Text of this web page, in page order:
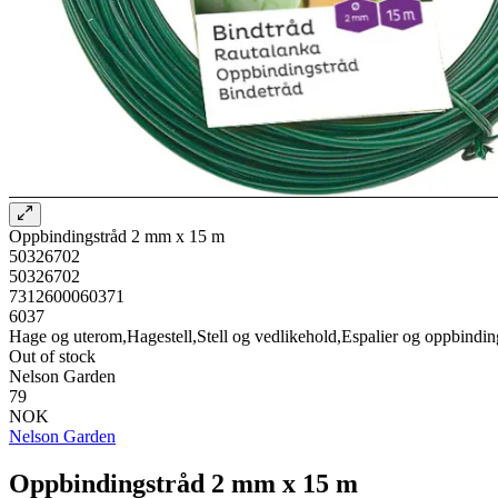
Oppbindingstråd 2 mm x 15 m
50326702
50326702
7312600060371
6037
Hage og uterom,Hagestell,Stell og vedlikehold,Espalier og
Out of stock
Nelson Garden
79
NOK
Nelson Garden
Oppbindingstråd 2 mm x 15 m